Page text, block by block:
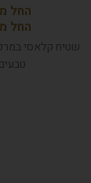
שטיח קלאסי